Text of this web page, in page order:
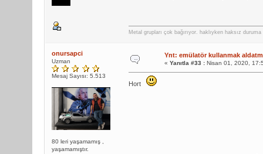
Metal grupları çok bağırıyor. haklıyken haksız
onursapci
Uzman
Mesaj Sayısı: 5.513
80 leri yaşamamış ,
yaşamamıştır.
Ynt: emülatör kullanmak
« Yanıtla #33 :Nisan 01, 2020,
Hort